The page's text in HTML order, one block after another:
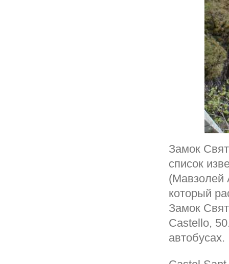
Замок
список
(Мавзолей
который
Замок
Castello,
автобусах.